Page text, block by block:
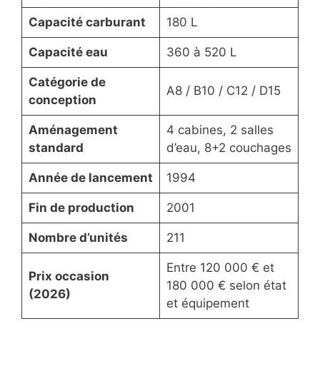
Capacité carburant 180 L
Capacité eau 360 à 520 L
Catégorie de
conception
A8 / B10 / C12 / D15
Aménagement
standard
4 cabines, 2 salles
d’eau, 8+2 couchages
Année de lancement 1994
Fin de production 2001
Nombre d’unités 211
Prix occasion
(2026)
Entre 120 000 € et
180 000 € selon état
et équipement